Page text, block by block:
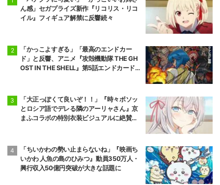
ん感」セガプライズ新作『リコリス・リコ
イル』フィギュア解禁に反響続々
「かっこよすぎる」「最高のエンドカー
ド」と反響、アニメ『攻殻機動隊 THE GH
OST IN THE SHELL』第5話エンドカード公
「大正っぽくて良いぞ！！」『時々ボソッ
とロシア語でデレる隣のアーリャさん』京
まふコラボの特別衣装ビジュアルに絶賛の
「ちいかわの勢い止まらないね」『映画ち
いかわ 人魚の島のひみつ』動員350万人・
興行収入50億円突破が大きな話題に